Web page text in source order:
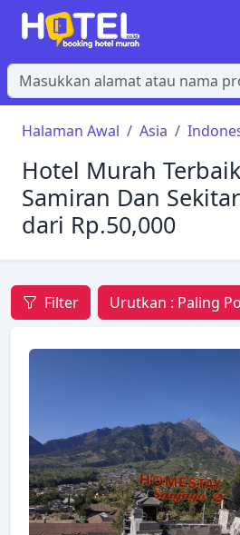
Halaman Awal Asia
Hotel Murah
Samiran Dan
dari Rp.50,000
Filter Urutkan : Paling